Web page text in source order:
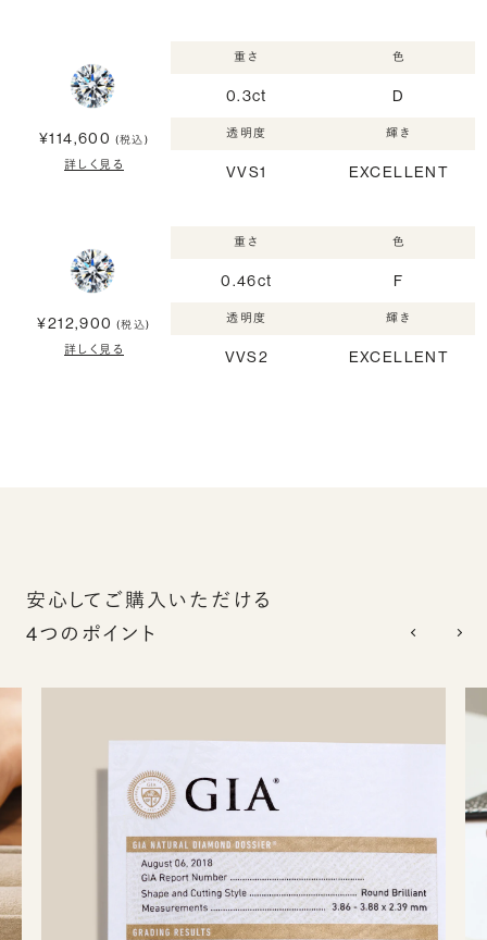
¥114,600 (税込)
詳しく見る
重さ
0.3ct
色
D
透明度
VVS1
輝き
EXCELLENT
¥212,900 (税込)
詳しく見る
重さ
0.46ct
色
F
透明度
VVS2
輝き
EXCELLENT
安心してご購入いただける
4つのポイント